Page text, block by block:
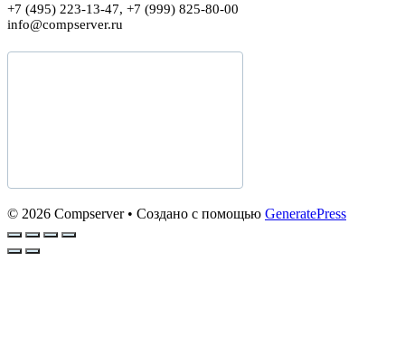
+7 (495) 223-13-47, +7 (999) 825-80-00
info@compserver.ru
© 2026 Compserver• Создано с помощью GeneratePress